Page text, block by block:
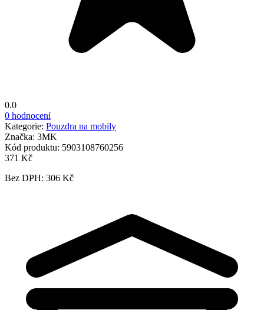
0.0
0 hodnocení
Kategorie: Pouzdra na mobily
Značka: 3MK
Kód produktu: 5903108760256
371 Kč
Bez DPH: 306 Kč